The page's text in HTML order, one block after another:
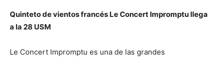
Quinteto de vientos francés Le Concert Impromptu llega
a la 28 USM
Le Concert Impromptu es una de las grandes